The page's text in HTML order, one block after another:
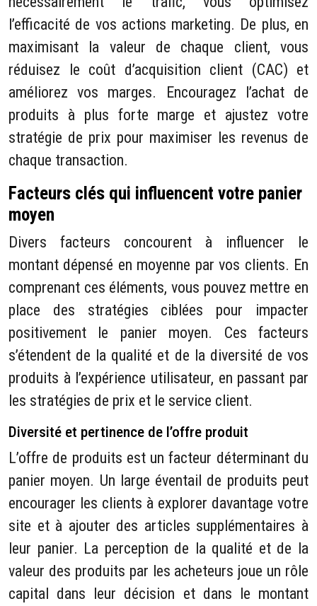
l’efficacité de vos actions marketing. De plus, en
maximisant la valeur de chaque client, vous
réduisez le coût d’acquisition client (CAC) et
améliorez vos marges. Encouragez l’achat de
produits à plus forte marge et ajustez votre
stratégie de prix pour maximiser les revenus de
chaque transaction.
Facteurs clés qui influencent votre panier
moyen
Divers facteurs concourent à influencer le
montant dépensé en moyenne par vos clients. En
comprenant ces éléments, vous pouvez mettre en
place des stratégies ciblées pour impacter
positivement le panier moyen. Ces facteurs
s’étendent de la qualité et de la diversité de vos
produits à l’expérience utilisateur, en passant par
les stratégies de prix et le service client.
Diversité et pertinence de l’offre produit
L’offre de produits est un facteur déterminant du
panier moyen. Un large éventail de produits peut
encourager les clients à explorer davantage votre
site et à ajouter des articles supplémentaires à
leur panier. La perception de la qualité et de la
valeur des produits par les acheteurs joue un rôle
capital dans leur décision et dans le montant